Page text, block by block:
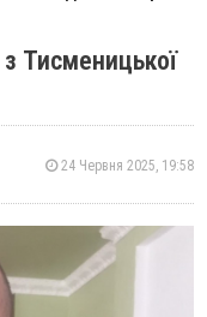
Тисменицької
24 Червня 2025, 19:58